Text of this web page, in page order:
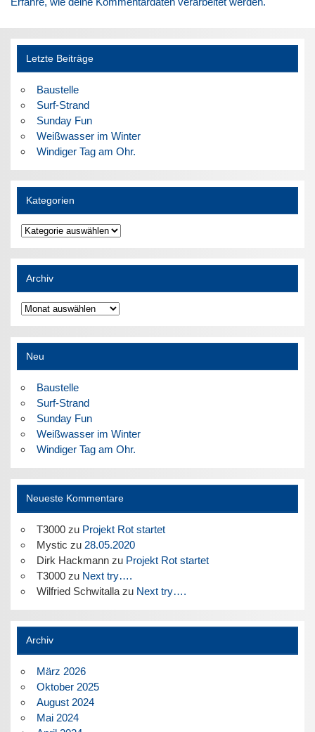
Letzte Beiträge
Baustelle
Surf-Strand
Sunday Fun
Weißwasser im Winter
Windiger Tag am Ohr.
Kategorien
Kategorien
Archiv
Archiv
Neu
Baustelle
Surf-Strand
Sunday Fun
Weißwasser im Winter
Windiger Tag am Ohr.
Neueste Kommentare
T3000zu Projekt Rot startet
Mystic zu 28.05.2020
Dirk Hackmannzu Projekt Rot startet
T3000zu Next try….
Wilfried Schwitallazu Next try….
Archiv
März 2026
Oktober 2025
August 2024
Mai 2024